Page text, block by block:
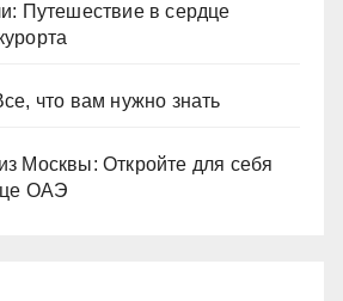
Путешествие в сердце
что вам нужно знать
Москвы: Откройте для себя
ОАЭ